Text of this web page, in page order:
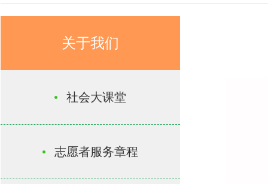
关于我们
社会大课堂
志愿者服务章程